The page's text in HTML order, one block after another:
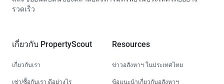
รวดเร็ว
เกี่ยวกับ PropertyScout
เกี่ยวกับเรา
เช่า/ซื้อกับเรา ดีอย่างไร
Resources
ข่าวอสังหาฯ ในประเทศไทย
ข้อแนะนำเกี่ยวกับอสังหาฯ